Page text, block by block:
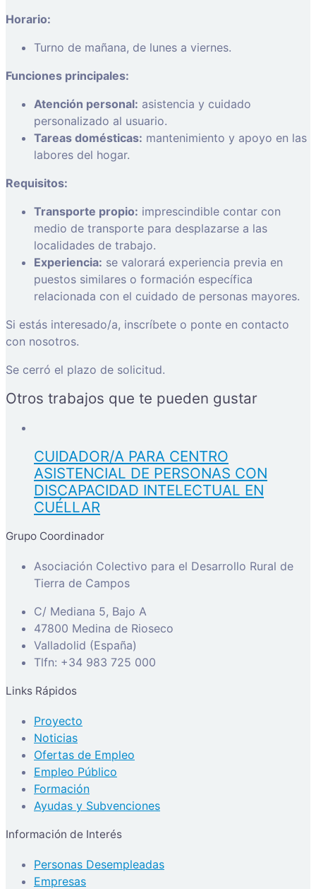
Horario:
Turno de mañana, de lunes a viernes.
Funciones principales:
Atención personal: asistencia y cuidado
personalizado al usuario.
Tareas domésticas: mantenimiento y apoyo en las
labores del hogar.
Requisitos:
Transporte propio: imprescindible contar con
medio de transporte para desplazarse a las
localidades de trabajo.
Experiencia: se valorará experiencia previa en
puestos similares o formación específica
relacionada con el cuidado de personas mayores.
Si estás interesado/a, inscríbete o ponte en contacto
con nosotros.
Se cerró el plazo de solicitud.
Otros trabajos que te pueden gustar
CUIDADOR/A PARA CENTRO
ASISTENCIAL DE PERSONAS CON
DISCAPACIDAD INTELECTUAL EN
CUÉLLAR
Grupo Coordinador
Asociación Colectivo para el Desarrollo Rural de
Tierra de Campos
C/ Mediana 5, Bajo A
47800 Medina de Rioseco
Valladolid (España)
Tlfn: +34 983 725 000
Links Rápidos
Proyecto
Noticias
Ofertas de Empleo
Empleo Público
Formación
Ayudas y Subvenciones
Información de Interés
Personas Desempleadas
Empresas